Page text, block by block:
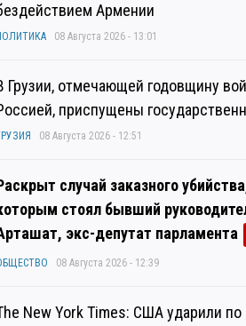
Армении
08 Августа 2026 - 13:01
Грузии, отмечающей годовщину
приспущены
08 Августа 2026 - 12:51
случай заказного
стоял бывший
экс-депутат парламента
08 Августа 2026 - 12:39
New York Times: США ударили по